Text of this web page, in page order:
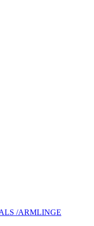
/ARMLINGE